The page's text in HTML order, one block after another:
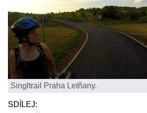
Singltrail Praha Letňany.
SDÍLEJ: